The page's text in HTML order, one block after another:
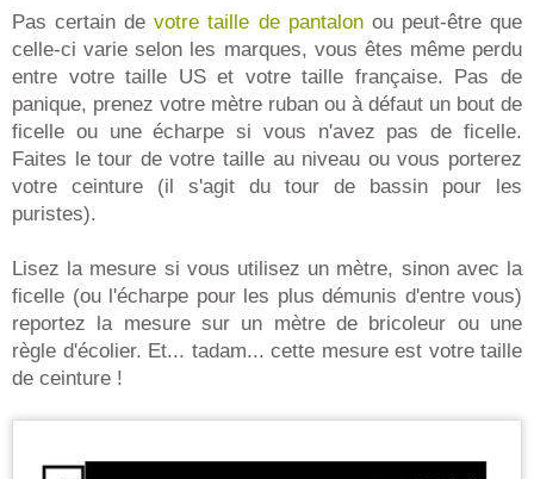
Pas certain devotre taille de pantalonou peut-être que
celle-ci varie selon les marques, vous êtes même perdu
entre votre taille US et votre taille française. Pas de
panique, prenez votre mètre ruban ou à défaut un bout de
ficelle ou une écharpe si vous n'avez pas de ficelle.
Faites le tour de votre taille au niveau ou vous porterez
votre ceinture (il s'agit du tour de bassin pour les
puristes).
Lisez la mesure si vous utilisez un mètre, sinon avec la
ficelle (ou l'écharpe pour les plus démunis d'entre vous)
reportez la mesure sur un mètre de bricoleur ou une
règle d'écolier. Et... tadam... cette mesure est votre taille
de ceinture !